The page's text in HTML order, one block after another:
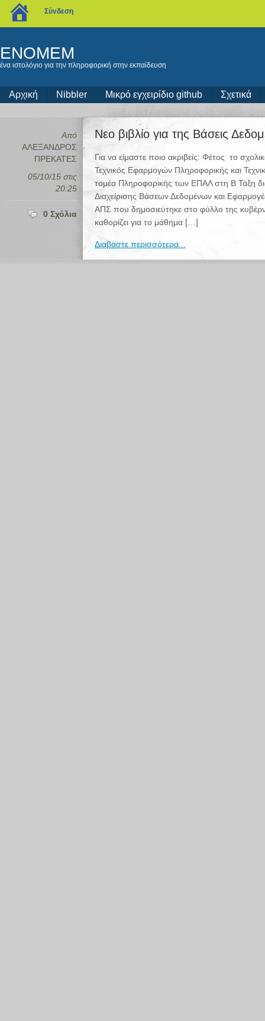
ENOMEM
ένα ιστολόγιο για την πληροφορική στην εκπαίδευση
Αρχική Nibbler Μικρό εγχειρίδιο github Σχετικά
Από
ΑΛΕΞΑΝΔΡΟΣ
ΠΡΕΚΑΤΕΣ
05/10/15 στις
20:25
0 Σχόλια
Νεο βιβλίο για της Βάσεις
Για να είμαστε ποιο ακριβείς: Φέτος το
Τεχνικός Εφαρμογών Πληροφορικής και
τομέα Πληροφορικής των ΕΠΑΛ στη Β Τάξη
Διαχείρισης Βάσεων Δεδομένων και
ΑΠΣ που δημοσιεύτηκε στο φύλλο της
καθορίζει για το μάθημα […]
Διαβάστε περισσότερα...
blogs.sch.gr
Σύνδεση